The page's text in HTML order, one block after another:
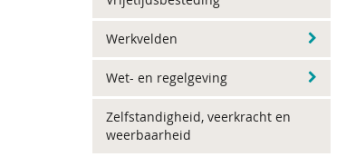
Werkvelden
Wet- en regelgeving
Zelfstandigheid, veerkracht en
weerbaarheid